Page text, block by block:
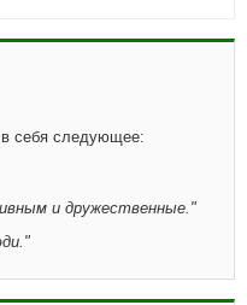
себя следующее:
и дружественные. "
"